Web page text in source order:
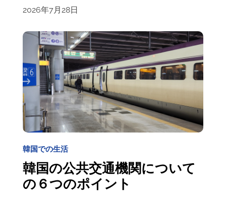
2026年7月28日
韓国での生活
韓国の公共交通機関について
の６つのポイント